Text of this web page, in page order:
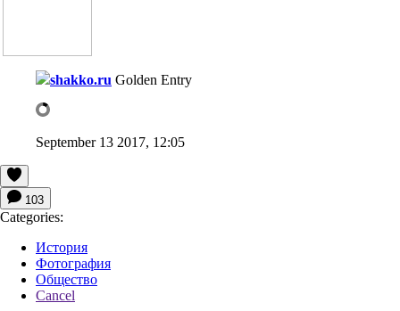
shakko.ru Golden Entry
September 13 2017, 12:05
103
Categories:
История
Фотография
Общество
Cancel